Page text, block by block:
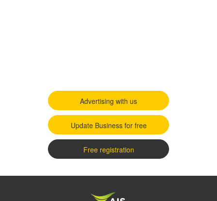
Advertising with us
Update Business for free
Free registration